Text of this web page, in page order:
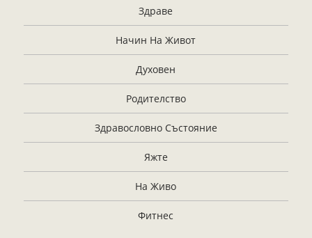
Здраве
Начин На Живот
Духовен
Родителство
Здравословно Състояние
Яжте
На Живо
Фитнес